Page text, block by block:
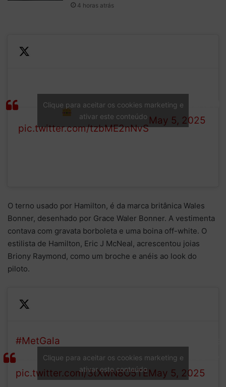
4 horas atrás
Domingo and Lewis
Hamilton
pic.twitter.com/tzbME2nNvS
(@HYPEBEAST)
May 5, 2025
Clique para aceitar os cookies marketing e
ativar este conteúdo
O terno usado por Hamilton, é da marca britânica Wales
Bonner, desenhado por Grace Waler Bonner. A vestimenta
contava com gravata borboleta e uma boina off-white. O
estilista de Hamilton, Eric J McNeal, acrescentou joias
Briony Raymond, como um broche e anéis ao look do
piloto.
#MetGala
Hamilton
pic.twitter.com/3tXwN8O5TE
(@GQMagazine)
May 5, 2025
Clique para aceitar os cookies marketing e
ativar este conteúdo